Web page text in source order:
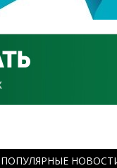
ПОПУЛЯРНЫЕ